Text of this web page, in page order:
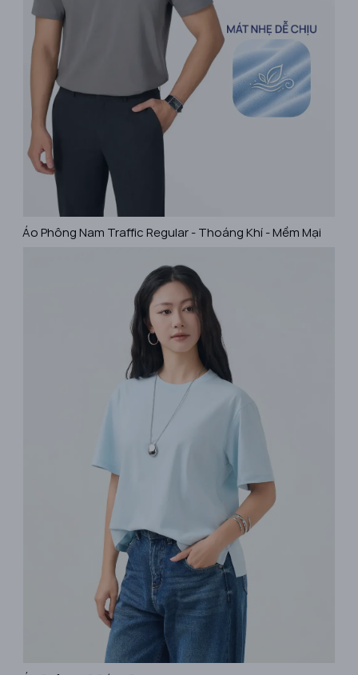
Áo Phông Nam Traffic Regular - Thoáng Khí - Mềm Mại